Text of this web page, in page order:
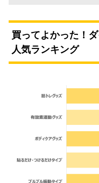
買ってよかった！
人気ランキング